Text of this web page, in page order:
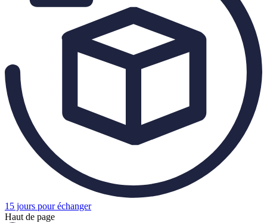
15 jours pour échanger
Haut de page